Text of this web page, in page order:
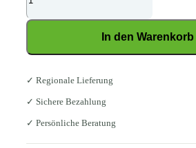
Luzerne
Pur
In den Warenkorb
✓ Regionale Lieferung
✓ Sichere Bezahlung
✓ Persönliche Beratung